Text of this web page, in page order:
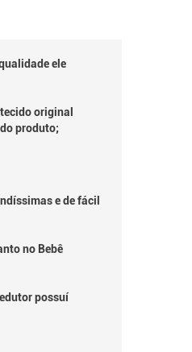
ele
original
produto;
e de fácil
no Bebê
possuí